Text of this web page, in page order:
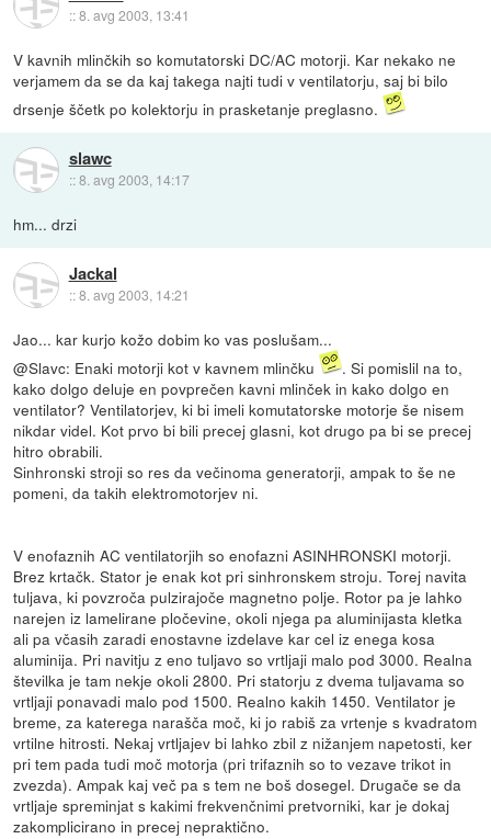
::8. avg 2003, 13:41
V kavnih mlinčkih so komutatorski DC/AC motorji. Kar nekako ne
verjamem da se da kaj takega najti tudi v ventilatorju, saj bi bilo
drsenje ščetk po kolektorju in prasketanje preglasno.
slawc
::8. avg 2003, 14:17
hm... drzi
Jackal
::8. avg 2003, 14:21
Jao... kar kurjo kožo dobim ko vas poslušam...
@Slavc: Enaki motorji kot v kavnem mlinčku
. Si pomislil na to,
kako dolgo deluje en povprečen kavni mlinček in kako dolgo en
ventilator? Ventilatorjev, ki bi imeli komutatorske motorje še nisem
nikdar videl. Kot prvo bi bili precej glasni, kot drugo pa bi se precej
hitro obrabili.
Sinhronski stroji so res da večinoma generatorji, ampak to še ne
pomeni, da takih elektromotorjev ni.
V enofaznih AC ventilatorjih so enofazni ASINHRONSKI motorji.
Brez krtačk. Stator je enak kot pri sinhronskem stroju. Torej navita
tuljava, ki povzroča pulzirajoče magnetno polje. Rotor pa je lahko
narejen iz lamelirane pločevine, okoli njega pa aluminijasta kletka
ali pa včasih zaradi enostavne izdelave kar cel iz enega kosa
aluminija. Pri navitju z eno tuljavo so vrtljaji malo pod 3000. Realna
številka je tam nekje okoli 2800. Pri statorju z dvema tuljavama so
vrtljaji ponavadi malo pod 1500. Realno kakih 1450. Ventilator je
breme, za katerega narašča moč, ki jo rabiš za vrtenje s kvadratom
vrtilne hitrosti. Nekaj vrtljajev bi lahko zbil z nižanjem napetosti, ker
pri tem pada tudi moč motorja (pri trifaznih so to vezave trikot in
zvezda). Ampak kaj več pa s tem ne boš dosegel. Drugače se da
vrtljaje spreminjat s kakimi frekvenčnimi pretvorniki, kar je dokaj
zakomplicirano in precej nepraktično.